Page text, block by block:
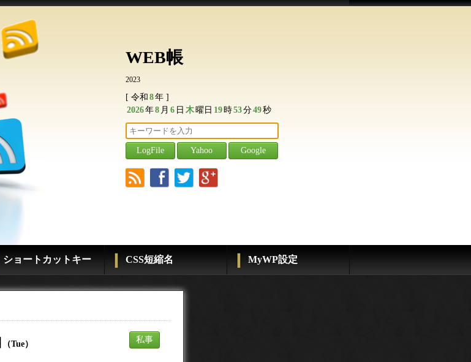
WEB帳
2023
[ 令和 8年 ]
2026年8 月 6 日 木曜日 19 時53分50秒
r f t g
ショートカットキー CSS短縮名 MyWP設定
（Tue） 私事